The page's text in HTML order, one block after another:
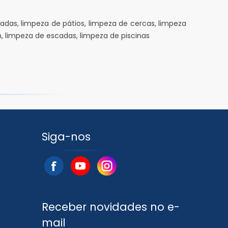
limpeza de pátios, limpeza de cercas, limpeza
de escadas, limpeza de piscinas
Siga-nos
Receber novidades no e-
mail